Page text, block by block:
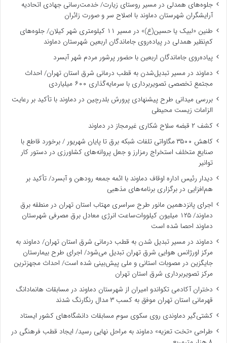
جلوه‌های همدلی در مسیر روستای زیارت/ خدمت‌رسانی جهادی اتحادیه
آرایشگران شهرستان دماوند با اصلاح سر و صورت زائران
طنین «لبیک یا حسین(ع)» در مسیر ۱۱ کیلومتری شهر کیلان/ جلوه‌های
کم‌نظیر همدلی در پیاده‌روی جاماندگان اربعین شهرستان دماوند
پیاده‌روی جاماندگان اربعین با حضور پرشور مردم شهر آبسرد
دماوند در مسیر تبدیل‌شدن به قطب درمانی شرق استان تهران/ احداث
مجتمع تخصصی تصویربرداری با سرمایه‌گذاری ۶۰۰ میلیاردی
بررسی میدانی طرح پیشنهادی پرورش بلدرچین در دماوند با تأکید بر رعایت
الزامات زیست ‌محیطی
کشف ۲ قبضه سلاح شکاری غیرمجاز در دماوند
کاهش ۳۵۰۰ مگاواتی تلفات شبکه برق تا پایان شهریور / برخورد قاطع با
صنایع متخلف استخراج رمزارز و جعل پروانه‌های کشاورزی در دستور کار
توانیر
دیدار رئیس اداره اوقاف دماوند با ائمه جمعه رودهن و آبسرد/ تأکید بر
هم‌افزایی در برگزاری برنامه‌های مذهبی
اجرای پانزدهمین مانور طرح سراسری مهتاب استان تهران در منطقه برق
دماوند/ ۱۲۵ میلیون کیلووات‌ساعت انرژی معادل برق مصرفی شهرستان
دماوند احصا شده است
دماوند در مسیر تبدیل شدن به قطب درمانی شرق استان تهران/ دماوند به
مرکز اورژانس هوایی شرق تهران تبدیل می‌شود/ اجرای طرح بیمارستان
جایگزین در مصوبات استانی و ملی پیش‌بینی شده است/ احداث مجهزترین
مرکز تصویربرداری شرق استان تهران
دختران آکادمی تکواندو امیران از شهرستان دماوند در مسابقات هانمادانگ
قهرمانی استان تهران موفق به کسب ۳ مدال رنگارنگ شدند
کشتی‌گیر دماوندی روی سکوی سوم مسابقات دانشگاه‌های کشور ایستاد
طراحی «تخت تعزیه» دماوند به مراحل نهایی رسید/ ایجاد قطب فرهنگی در